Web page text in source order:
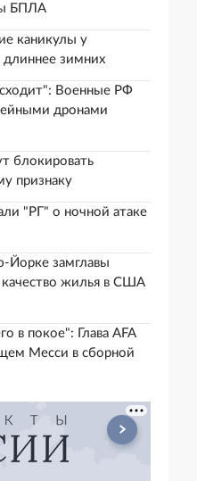
БПЛА
каникулы у
зимних
Военные РФ
дронами
блокировать
признаку
"РГ" о ночной атаке
Йорке замглавы
качество жилья в США
в покое": Глава AFA
Месси в сборной